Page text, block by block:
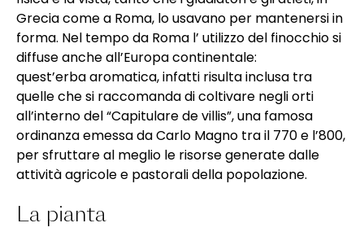
Grecia come a Roma, lo usavano per mantenersi in
forma. Nel tempo da Roma l’ utilizzo del finocchio si
diffuse anche all’Europa continentale:
quest’erba aromatica, infatti risulta inclusa tra
quelle che si raccomanda di coltivare negli orti
all’interno del “Capitulare de villis”, una famosa
ordinanza emessa da Carlo Magno tra il 770 e l’800,
per sfruttare al meglio le risorse generate dalle
attività agricole e pastorali della popolazione.
La pianta